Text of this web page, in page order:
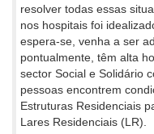
resolver todas essas
nos hospitais foi
espera-se, venha a ser
pontualmente, têm alta
sector Social e Solidário
pessoas encontrem
Estruturas Residenciais
Lares Residenciais (LR).